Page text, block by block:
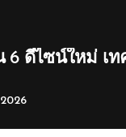
6 ดีไซน์ใหม่ เ